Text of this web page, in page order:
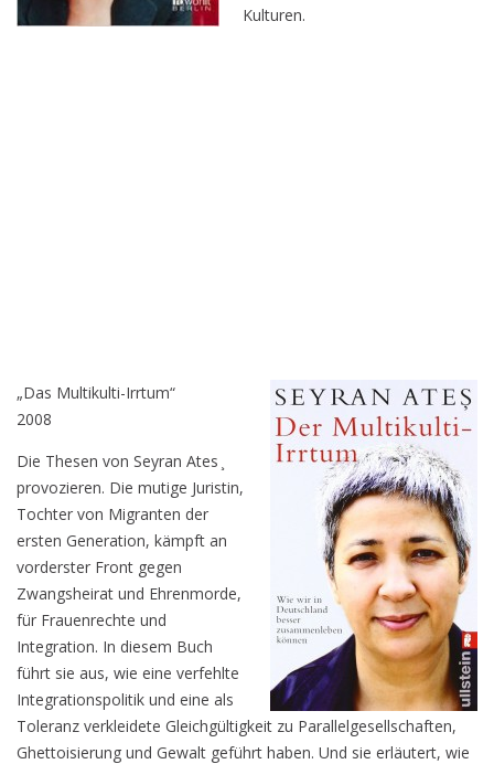
Kulturen.
„Das Multikulti-Irrtum“
2008
Die Thesen von Seyran Ates ̧
provozieren. Die mutige Juristin,
Tochter von Migranten der
ersten Generation, kämpft an
vorderster Front gegen
Zwangsheirat und Ehrenmorde,
für Frauenrechte und
Integration. In diesem Buch
führt sie aus, wie eine verfehlte
Integrationspolitik und eine als
Toleranz verkleidete Gleichgültigkeit zu Parallelgesellschaften,
Ghettoisierung und Gewalt geführt haben. Und sie erläutert, wie